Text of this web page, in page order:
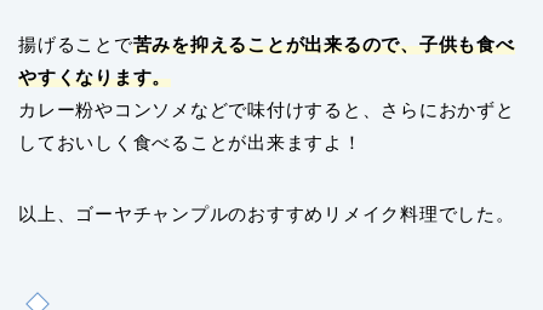
揚げることで苦みを抑えることが出来るので、子供も食べ
やすくなります。
カレー粉やコンソメなどで味付けすると、さらにおかずと
しておいしく食べることが出来ますよ！
以上、ゴーヤチャンプルのおすすめリメイク料理でした。